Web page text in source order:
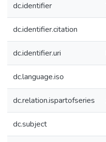
dc.identifier
dc.identifier.citation
dc.identifier.uri
dc.language.iso
dc.relation.ispartofseries
dc.subject